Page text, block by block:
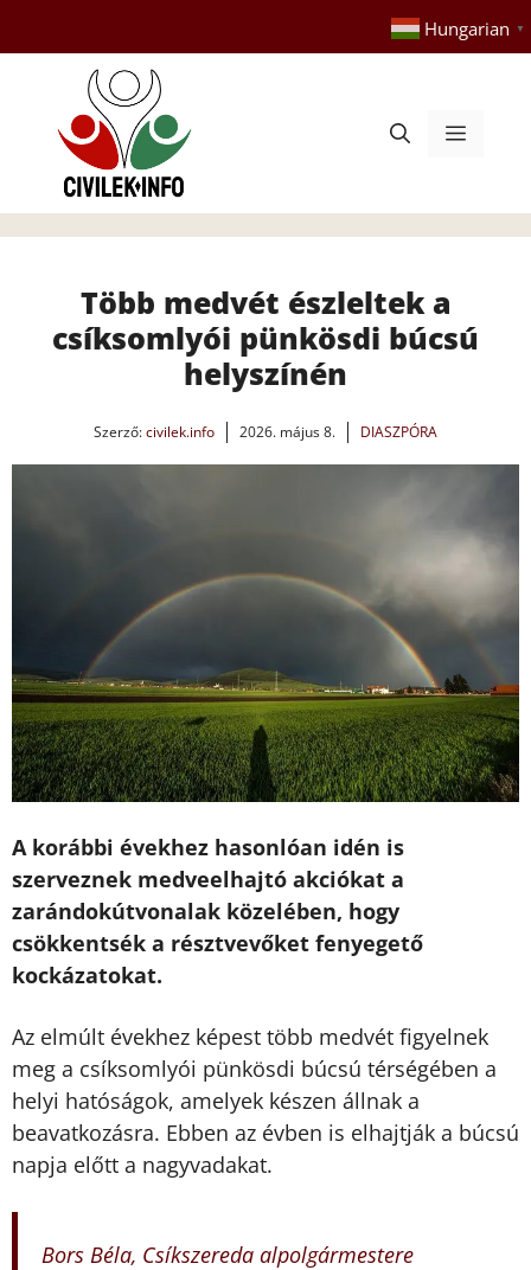
tartalomba
Hungarian ▼
Menü
Több medvét észleltek a
csíksomlyói pünkösdi búcsú
helyszínén
Szerző:civilek.info 2026. május 8. DIASZPÓRA
A korábbi évekhez hasonlóan idén is
szerveznek medveelhajtó akciókat a
zarándokútvonalak közelében, hogy
csökkentsék a résztvevőket fenyegető
kockázatokat.
Az elmúlt évekhez képest több medvét figyelnek
meg a csíksomlyói pünkösdi búcsú térségében a
helyi hatóságok, amelyek készen állnak a
beavatkozásra. Ebben az évben is elhajtják a búcsú
napja előtt a nagyvadakat.
Bors Béla, Csíkszereda alpolgármestere